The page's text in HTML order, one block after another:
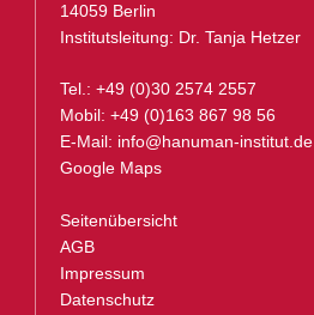
14059 Berlin
Institutsleitung: Dr. Tanja Hetzer
Tel.: +49 (0)30 2574 2557
Mobil: +49 (0)163 867 98 56
E-Mail: info@hanuman-institut.de
Google Maps
Seitenübersicht
AGB
Impressum
Datenschutz